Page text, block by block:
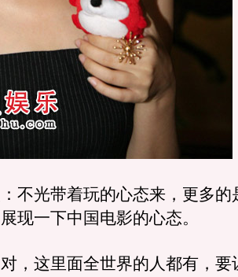
光带着玩的心态来，更多的
现一下中国电影的心态。
对，这里面全世界的人都有，要